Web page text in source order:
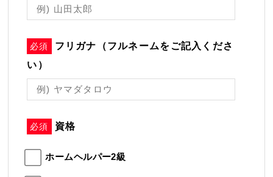
必須
フリガナ（フルネームをご記入くださ
い）
必須 資格
ホームヘルパー2級